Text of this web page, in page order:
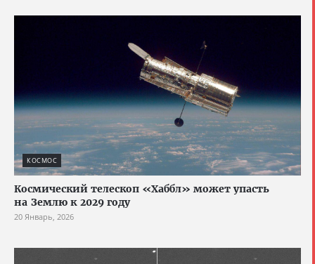
КОСМОС
Космический телескоп «Хаббл» может упасть
на Землю к 2029 году
20 Январь, 2026